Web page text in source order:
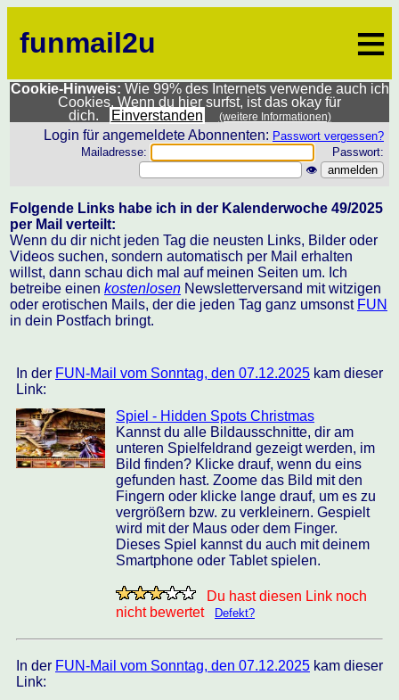
funmail2u ≡
Cookie-Hinweis: Wie 99% des Internets verwende auch ich
Cookies. Wenn du hier surfst, ist das okay für
dich.
Einverstanden (weitere Informationen)
Login für angemeldete Abonnenten: Passwort vergessen?
Mailadresse:
Passwort:
👁
Folgende Links habe ich in der Kalenderwoche 49/2025
per Mail verteilt:
Wenn du dir nicht jeden Tag die neusten Links, Bilder oder
Videos suchen, sondern automatisch per Mail erhalten
willst, dann schau dich mal auf meinen Seiten um. Ich
betreibe einen kostenlosen Newsletterversand mit witzigen
oder erotischen Mails, der die jeden Tag ganz umsonst FUN
in dein Postfach bringt.
In der FUN-Mail vom Sonntag, den 07.12.2025 kam dieser
Link:
Spiel - Hidden Spots Christmas
Kannst du alle Bildausschnitte, dir am
unteren Spielfeldrand gezeigt werden, im
Bild finden? Klicke drauf, wenn du eins
gefunden hast. Zoome das Bild mit den
Fingern oder klicke lange drauf, um es zu
vergrößern bzw. zu verkleinern. Gespielt
wird mit der Maus oder dem Finger.
Dieses Spiel kannst du auch mit deinem
Smartphone oder Tablet spielen.
Du hast diesen Link noch
nicht bewertet
Defekt?
In der FUN-Mail vom Sonntag, den 07.12.2025 kam dieser
Link: